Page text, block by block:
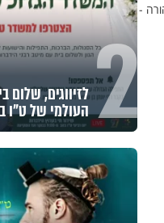
-
2 לזיווגים,
העולמי של ט"ו